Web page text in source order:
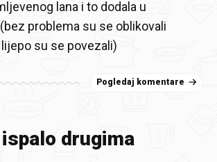
lana i to dodala u
problema su se oblikovali
su se povezali)
Pogledaj komentare
drugima